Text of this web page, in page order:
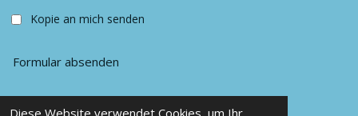
Diese Website verwendet Cookies, um Ihr
Kopie an mich senden
Formular absenden